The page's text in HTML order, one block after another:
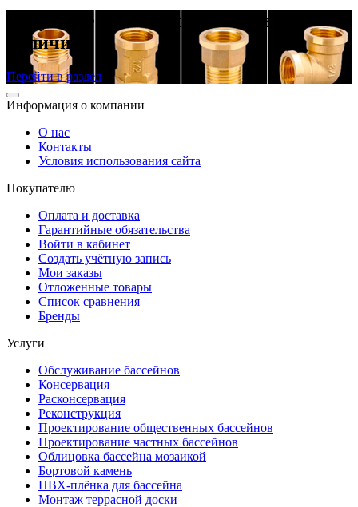
Латунные резьбовые фитинги в
наличии
Перейти в раздел
Информация о компании
О нас
Контакты
Условия использования сайта
Покупателю
Оплата и доставка
Гарантийные обязательства
Войти в кабинет
Создать учётную запись
Мои заказы
Отложенные товары
Список сравнения
Бренды
Услуги
Обслуживание бассейнов
Консервация
Расконсервация
Реконструкция
Проектирование общественных бассейнов
Проектирование частных бассейнов
Облицовка бассейна мозаикой
Бортовой камень
ПВХ-плёнка для бассейна
Монтаж террасной доски